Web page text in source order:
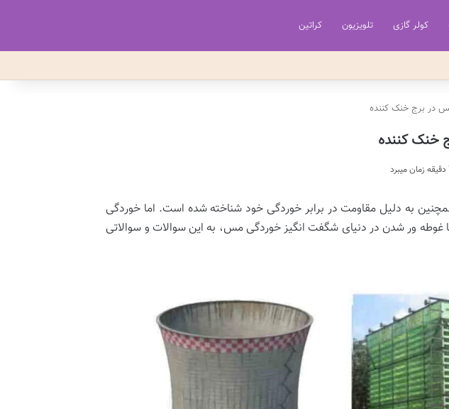
کولر گازی تلویزیون کراتین
در برج خنک کننده
خنک کننده
به دلیل مقاومت در برابر خوردگی خود شناخته شده است. اما خوردگی
ور شدن در دنیای شگفت انگیز خوردگی مس، به این سوالات و سوالاتی